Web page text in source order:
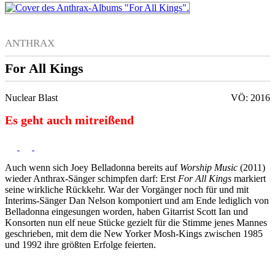
ANTHRAX
For All Kings
Nuclear Blast VÖ: 2016
Es geht auch mitreißend
Auch wenn sich Joey Belladonna bereits auf Worship Music (2011)
wieder Anthrax-Sänger schimpfen darf: Erst For All Kings markiert
seine wirkliche Rückkehr. War der Vorgänger noch für und mit
Interims-Sänger Dan Nelson komponiert und am Ende lediglich von
Belladonna eingesungen worden, haben Gitarrist Scott Ian und
Konsorten nun elf neue Stücke gezielt für die Stimme jenes Mannes
geschrieben, mit dem die New Yorker Mosh-Kings zwischen 1985
und 1992 ihre größten Erfolge feierten.